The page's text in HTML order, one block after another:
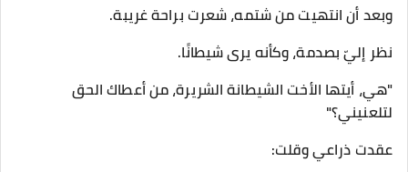
وبعد أن انتهيت من شتمه، شعرت براحة غريبة.
نظر إليّ بصدمة، وكأنه يرى شيطانًا.
"هي، أيتها الأخت الشيطانة الشريرة، من أعطاك الحق
لتلعنيني؟"
عقدت ذراعي وقلت: